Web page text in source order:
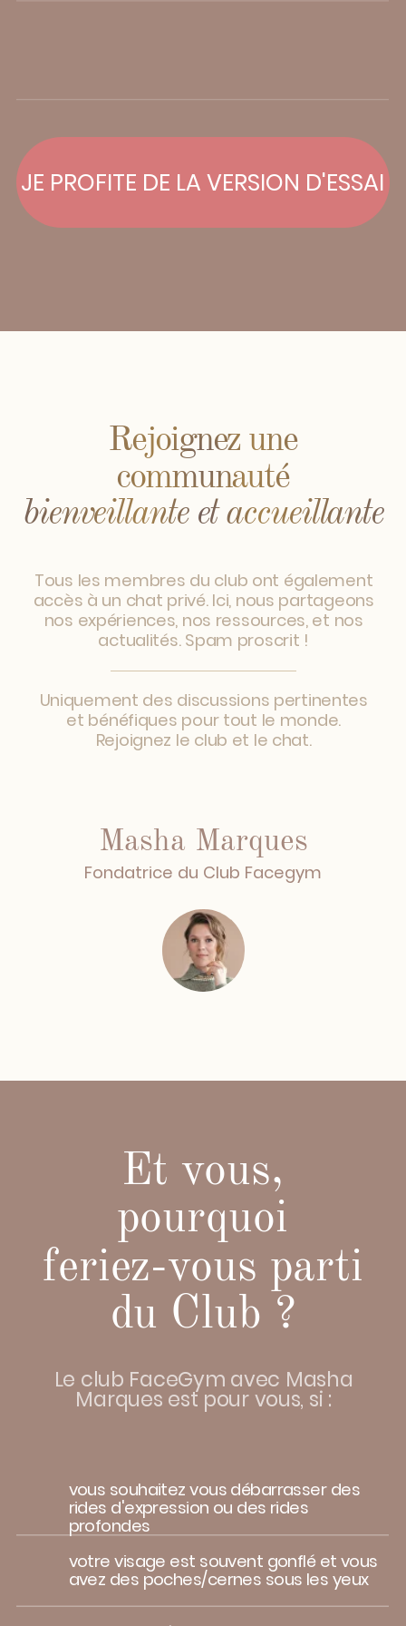
•
Rejoignez
Vous aurez accès à toutes les
ressources, aux replays de tous
les ateliers en visio, ainsi qu’au
chat de groupe avec les acolytes.
aurez un accès complet et
immédiat à tous les contenus et
fonctionnalités du Club Facegym.
prix spécial de 15 € pour cette
période d'essai
(tarif d'adhésion standard - 69€ pour
Résultats de mes
clientes